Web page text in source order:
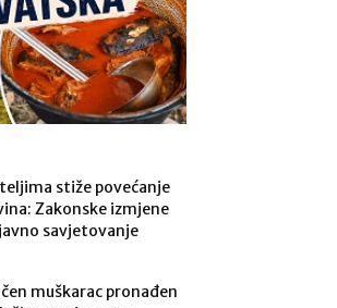
stiže povećanje
Zakonske izmjene
savjetovanje
muškarac pronađen